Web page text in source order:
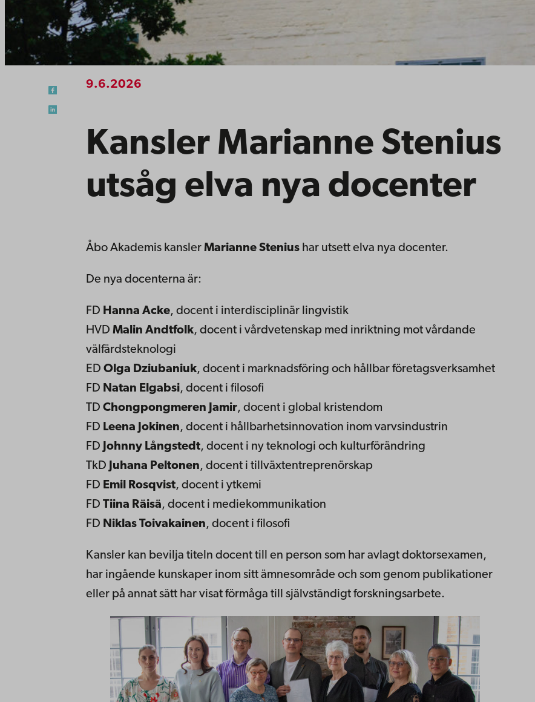
9.6.2026
Kansler Marianne Stenius
utsåg elva nya docenter
Åbo Akademis kansler Marianne Steniushar utsett elva nya docenter.
De nya docenterna är:
FD Hanna Acke, docent i interdisciplinär lingvistik
HVD Malin Andtfolk, docent i vårdvetenskap med inriktning mot vårdande
välfärdsteknologi
ED Olga Dziubaniuk, docent i marknadsföring och hållbar företagsverksamhet
FD Natan Elgabsi, docent i filosofi
TD Chongpongmeren Jamir, docent i global kristendom
FD Leena Jokinen, docent i hållbarhetsinnovation inom varvsindustrin
FD Johnny Långstedt, docent i ny teknologi och kulturförändring
TkD Juhana Peltonen, docent i tillväxtentreprenörskap
FD Emil Rosqvist, docent i ytkemi
FD Tiina Räisä, docent i mediekommunikation
FD Niklas Toivakainen, docent i filosofi
Kansler kan bevilja titeln docent till en person som har avlagt doktorsexamen,
har ingående kunskaper inom sitt ämnesområde och som genom publikationer
eller på annat sätt har visat förmåga till självständigt forskningsarbete.